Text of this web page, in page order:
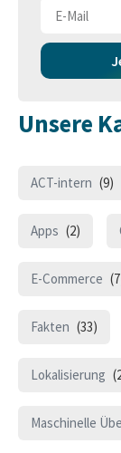
Unsere
ACT-intern (9)
Apps (2)
E-Commerce
Fakten (33)
Lokalisierung
Maschinelle